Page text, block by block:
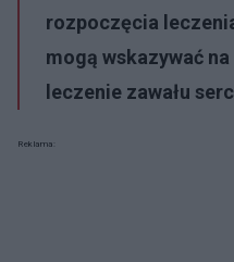
rozpoczęcia
mogą wskazywać
leczenie zawału
Reklama: